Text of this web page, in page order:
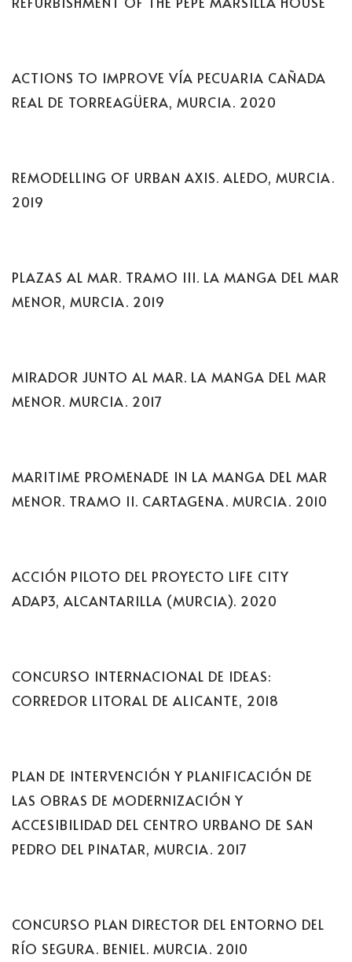
ACTIONS TO IMPROVE VÍA PECUARIA CAÑADA
REAL DE TORREAGÜERA, MURCIA. 2020
REMODELLING OF URBAN AXIS. ALEDO, MURCIA.
2019
PLAZAS AL MAR. TRAMO III. LA MANGA DEL MAR
MENOR, MURCIA. 2019
MIRADOR JUNTO AL MAR. LA MANGA DEL MAR
MENOR. MURCIA. 2017
MARITIME PROMENADE IN LA MANGA DEL MAR
MENOR. TRAMO II. CARTAGENA. MURCIA. 2010
ACCIÓN PILOTO DEL PROYECTO LIFE CITY
ADAP3, ALCANTARILLA (MURCIA). 2020
CONCURSO INTERNACIONAL DE IDEAS:
CORREDOR LITORAL DE ALICANTE, 2018
PLAN DE INTERVENCIÓN Y PLANIFICACIÓN DE
LAS OBRAS DE MODERNIZACIÓN Y
ACCESIBILIDAD DEL CENTRO URBANO DE SAN
PEDRO DEL PINATAR, MURCIA. 2017
CONCURSO PLAN DIRECTOR DEL ENTORNO DEL
RÍO SEGURA. BENIEL. MURCIA. 2010